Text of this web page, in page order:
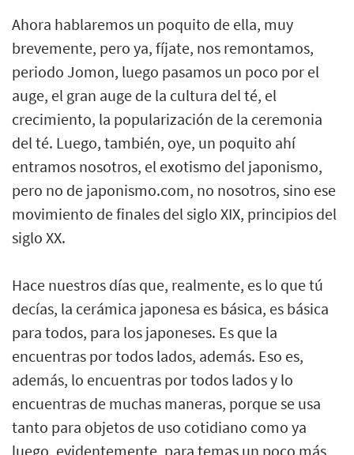
Ahora hablaremos un poquito de ella, muy
brevemente, pero ya, fíjate, nos remontamos,
periodo Jomon, luego pasamos un poco por el
auge, el gran auge de la cultura del té, el
crecimiento, la popularización de la ceremonia
del té. Luego, también, oye, un poquito ahí
entramos nosotros, el exotismo del japonismo,
pero no de japonismo.com, no nosotros, sino ese
movimiento de finales del siglo XIX, principios del
siglo XX.
Hace nuestros días que, realmente, es lo que tú
decías, la cerámica japonesa es básica, es básica
para todos, para los japoneses. Es que la
encuentras por todos lados, además. Eso es,
además, lo encuentras por todos lados y lo
encuentras de muchas maneras, porque se usa
tanto para objetos de uso cotidiano como ya
luego, evidentemente, para temas un poco más